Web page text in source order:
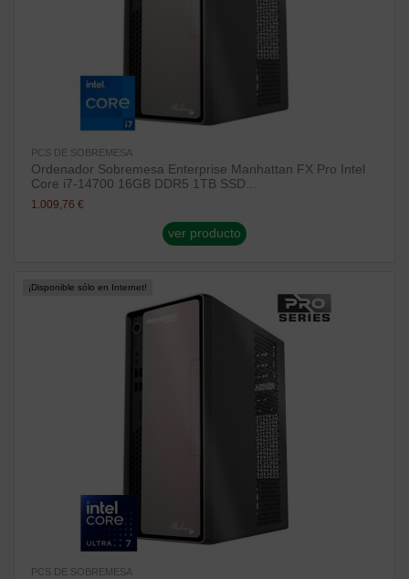
PCS DE SOBREMESA
Ordenador Sobremesa Enterprise Manhattan FX Pro Intel
Core i7-14700 16GB DDR5 1TB SSD...
1.009,76 €
ver producto
¡Disponible sólo en Internet!
PCS DE SOBREMESA